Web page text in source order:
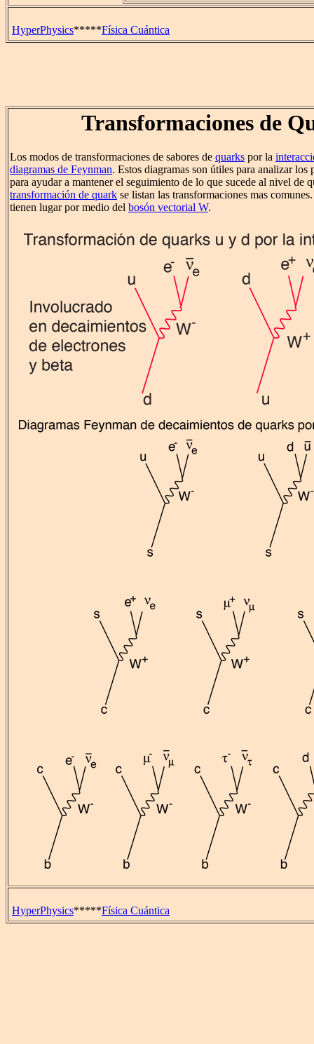
HyperPhysics*****Física Cuántica
Transformaciones de
Los modos de transformaciones de sabores de quarks por la
diagramas de Feynman. Estos diagramas son útiles para analizar los
para ayudar a mantener el seguimiento de lo que sucede al nivel de
transformación de quark se listan las transformaciones mas
tienen lugar por medio del bosón vectorial W.
HyperPhysics*****Física Cuántica